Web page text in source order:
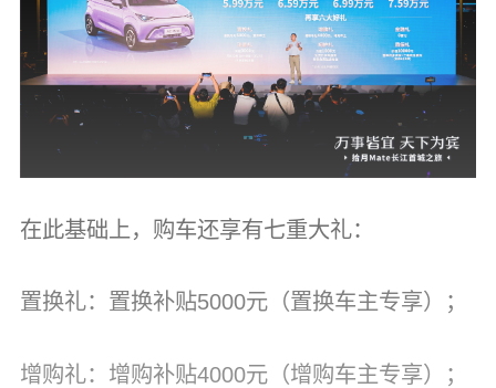
在此基础上，购车还享有七重大礼：
置换礼：置换补贴5000元（置换车主专享）；
增购礼：增购补贴4000元（增购车主专享）；